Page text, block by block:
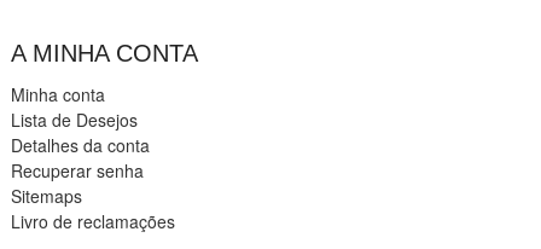
A MINHA CONTA
Minha conta
Lista de Desejos
Detalhes da conta
Recuperar senha
Sitemaps
Livro de reclamações